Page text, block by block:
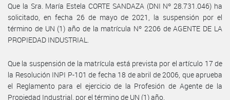
Que la Sra. María Estela CORTE SANDAZA (DNI Nº 28.731.046) ha
solicitado, en fecha 26 de mayo de 2021, la suspensión por el
término de UN (1) año de la matrícula Nº 2206 de AGENTE DE LA
PROPIEDAD INDUSTRIAL.
Que la suspensión de la matrícula está prevista por el artículo 17 de
la Resolución INPI P-101 de fecha 18 de abril de 2006, que aprueba
el Reglamento para el ejercicio de la Profesión de Agente de la
Propiedad Industrial, por el término de UN (1) año.